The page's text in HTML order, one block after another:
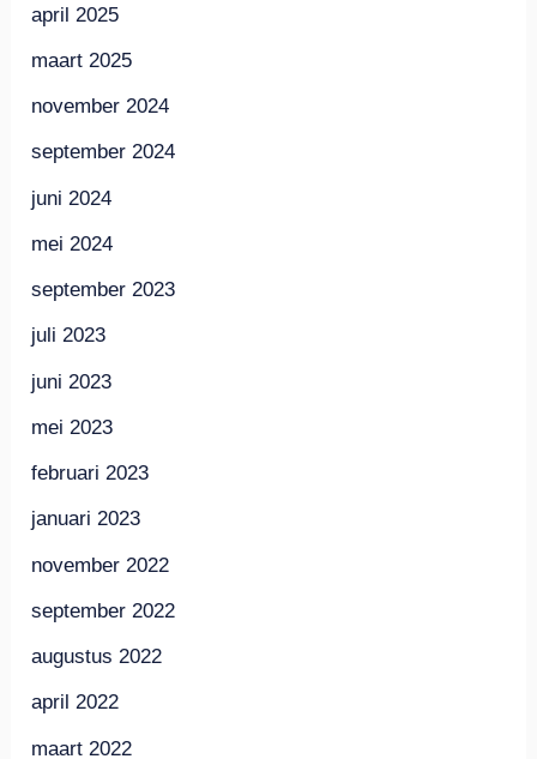
april 2025
maart 2025
november 2024
september 2024
juni 2024
mei 2024
september 2023
juli 2023
juni 2023
mei 2023
februari 2023
januari 2023
november 2022
september 2022
augustus 2022
april 2022
maart 2022